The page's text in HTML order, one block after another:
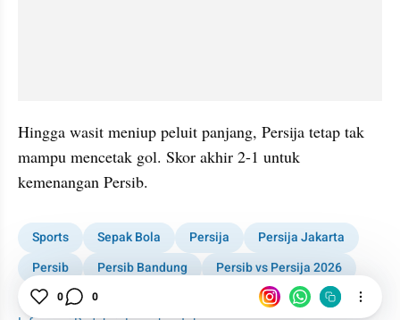
Hingga wasit meniup peluit panjang, Persija tetap tak
mampu mencetak gol. Skor akhir 2-1 untuk
kemenangan Persib.
Sports Sepak Bola Persija
Persija Jakarta
Persib
Persib Bandung
Persib vs Persija 2026
Super League
Liga Indonesia
0 0